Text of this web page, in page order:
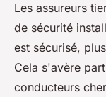
Les assureurs
de sécurité
est sécurisé,
Cela s'avère
conducteurs